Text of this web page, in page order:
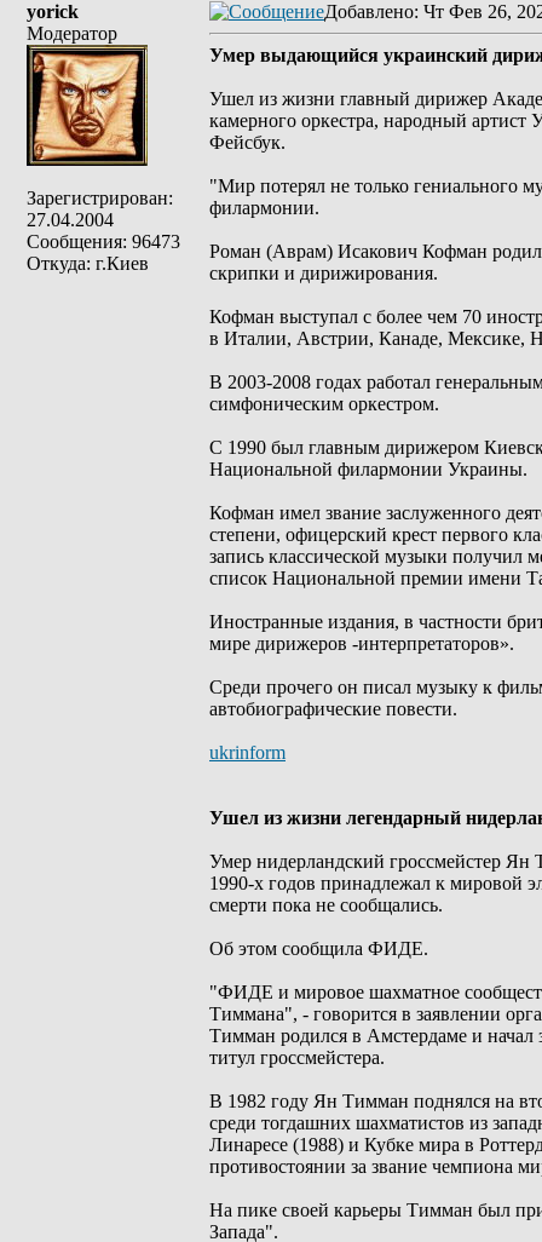
yorick
Модератор
Зарегистрирован:
27.04.2004
Сообщения: 96473
Откуда: г.Киев
Добавлено: Чт Фев 26,
Умер выдающийся украинский
Ушел из жизни главный дирижер
камерного оркестра, народный
Фейсбук.
"Мир потерял не только гениального
филармонии.
Роман (Аврам) Исакович Кофман
скрипки и дирижирования.
Кофман выступал с более чем 70
в Италии, Австрии, Канаде, Мексике,
В 2003-2008 годах работал
симфоническим оркестром.
С 1990 был главным дирижером
Национальной филармонии Украины.
Кофман имел звание заслуженного
степени, офицерский крест первого
запись классической музыки
список Национальной премии имени
Иностранные издания, в частности
мире дирижеров -интерпретаторов».
Среди прочего он писал музыку к
автобиографические повести.
ukrinform
Ушел из жизни легендарный
Умер нидерландский гроссмейстер Ян
1990-х годов принадлежал к мировой
смерти пока не сообщались.
Об этом сообщила ФИДЕ.
"ФИДЕ и мировое шахматное
Тиммана", - говорится в заявлении
Тимман родился в Амстердаме и начал
титул гроссмейстера.
В 1982 году Ян Тимман поднялся на
среди тогдашних шахматистов из
Линаресе (1988) и Кубке мира в
противостоянии за звание чемпиона
На пике своей карьеры Тимман был
Запада".